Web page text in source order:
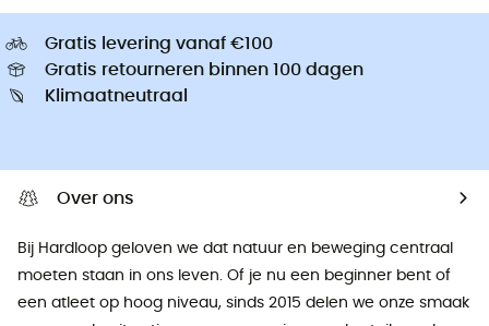
Gratis levering vanaf €100
Gratis retourneren binnen 100 dagen
Klimaatneutraal
Over ons
Bij Hardloop geloven we dat natuur en beweging centraal
moeten staan ​​in ons leven. Of je nu een beginner bent of
een atleet op hoog niveau, sinds 2015 delen we onze smaak